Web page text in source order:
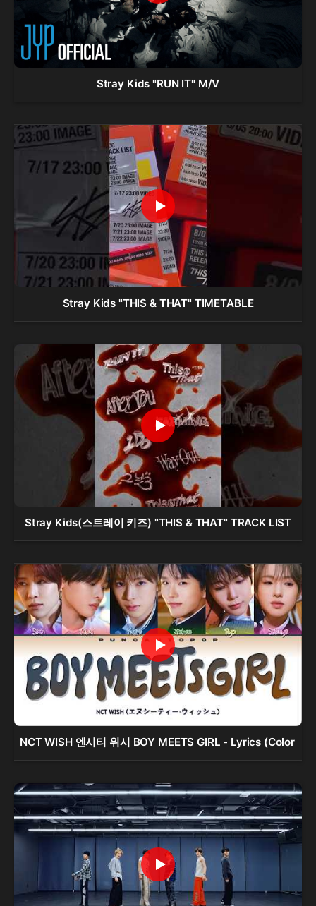
Stray Kids "RUN IT" M/V
Stray Kids "THIS & THAT" TIMETABLE
Stray Kids(스트레이 키즈) "THIS & THAT" TRACK LIST
NCT WISH 엔시티 위시 BOY MEETS GIRL - Lyrics (Color